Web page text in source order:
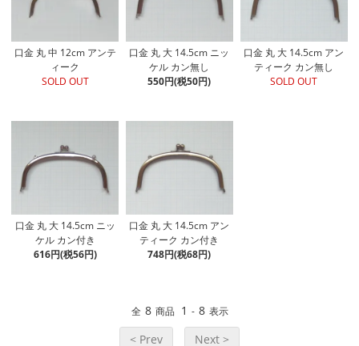
口金 丸 中 12cm アンテ
ィーク
SOLD OUT
口金 丸 大 14.5cm ニッ
ケル カン無し
550円(税50円)
口金 丸 大 14.5cm アン
ティーク カン無し
SOLD OUT
口金 丸 大 14.5cm ニッ
ケル カン付き
616円(税56円)
口金 丸 大 14.5cm アン
ティーク カン付き
748円(税68円)
全 8 商品 1 - 8 表示
< Prev Next >